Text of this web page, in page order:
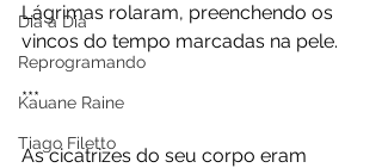
Dia a Dia
Reprogramando
Kauane Raine
Tiago Filetto
Lágrimas rolaram, preenchendo os
vincos do tempo marcadas na pele.
***
As cicatrizes do seu corpo eram